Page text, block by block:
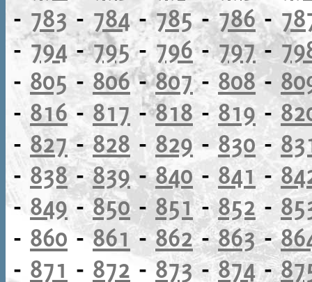
- 783 - 784-785-786-
-794-795-796-797-
- 805 - 806-807- 808-
- 816 - 817 -818-819 -
- 827-828 - 829-830 -
- 838-839-840 - 841 -
- 849 -850-851-852-
- 860 -861 -862-863-
- 871 - 872 - 873-874-